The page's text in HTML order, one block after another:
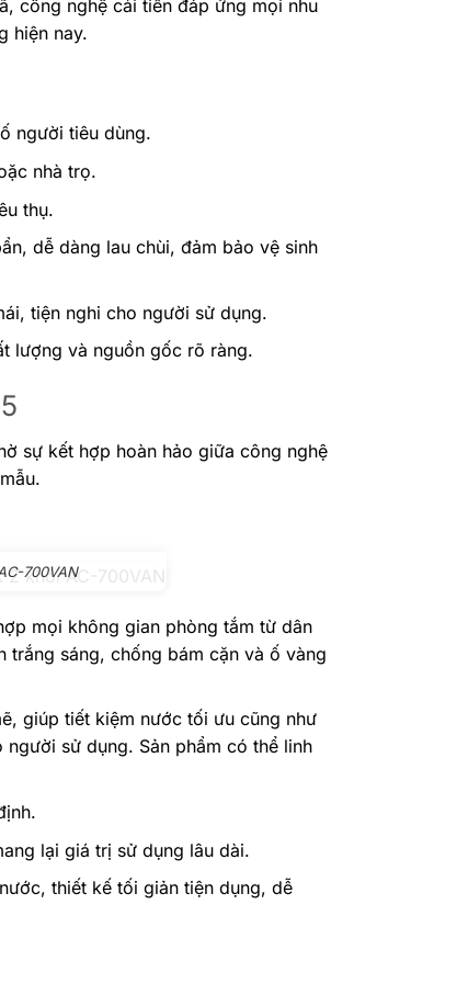
công nghệ cải tiến đáp ứng mọi nhu
hiện nay.
người tiêu dùng.
nhà trọ.
thụ.
dễ dàng lau chùi, đảm bảo vệ sinh
tiện nghi cho người sử dụng.
lượng và nguồn gốc rõ ràng.
sự kết hợp hoàn hảo giữa công nghệ
700VAN
mọi không gian phòng tắm từ dân
trắng sáng, chống bám cặn và ố vàng
giúp tiết kiệm nước tối ưu cũng như
sử dụng. Sản phẩm có thể linh
lại giá trị sử dụng lâu dài.
thiết kế tối giản tiện dụng, dễ